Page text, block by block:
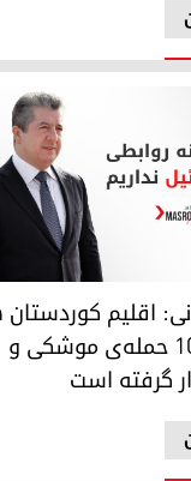
استهدف بیش از ۱۰۰۰ حمله‌ی موشکی و
اقلیم
بیش از ۱۰۰۰ حمله‌ی موشکی و
گرفته است